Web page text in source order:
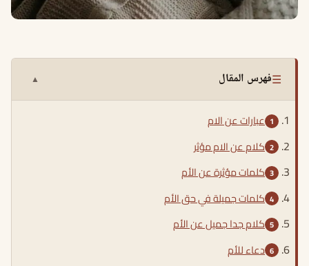
☰فهرس المقال ▲
عبارات عن الام
كلام عن الام مؤثر
كلمات مؤثرة عن الأم
كلمات جميلة في حق الأم
كلام جدا جميل عن الأم
دعاء للأم